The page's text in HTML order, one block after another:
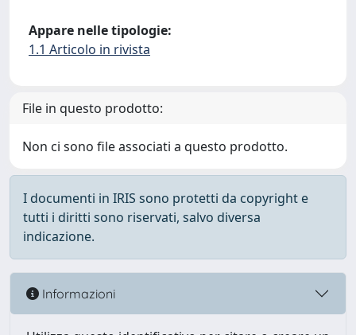
Appare nelle tipologie:
1.1 Articolo in rivista
File in questo prodotto:
Non ci sono file associati a questo prodotto.
I documenti in IRIS sono protetti da copyright e
tutti i diritti sono riservati, salvo diversa
indicazione.
Informazioni